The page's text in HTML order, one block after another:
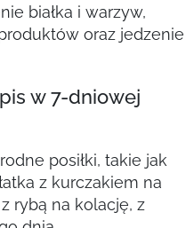
białka i warzyw,
oraz jedzenie
w 7-dniowej
posiłki, takie jak
z kurczakiem na
rybą na kolację, z